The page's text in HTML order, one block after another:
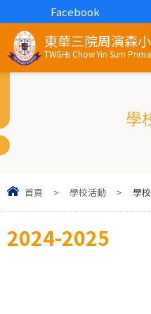
東華三院周演森
TWGHs Chow Yin Sum
Facebook
學
首頁 > 學校活動 > 學
2024-2025